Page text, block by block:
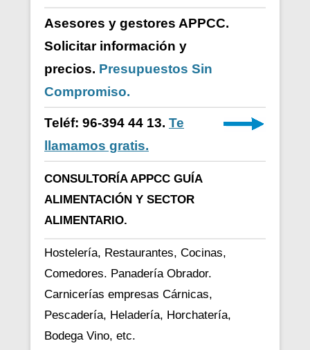
Asesores y gestores APPCC.
Solicitar información y
precios. Presupuestos Sin
Compromiso.
Teléf: 96-394 44 13. Te
llamamos gratis.
CONSULTORÍA APPCC GUÍA
ALIMENTACIÓN Y SECTOR
ALIMENTARIO.
Hostelería, Restaurantes, Cocinas,
Comedores. Panadería Obrador.
Carnicerías empresas Cárnicas,
Pescadería, Heladería, Horchatería,
Bodega Vino, etc.